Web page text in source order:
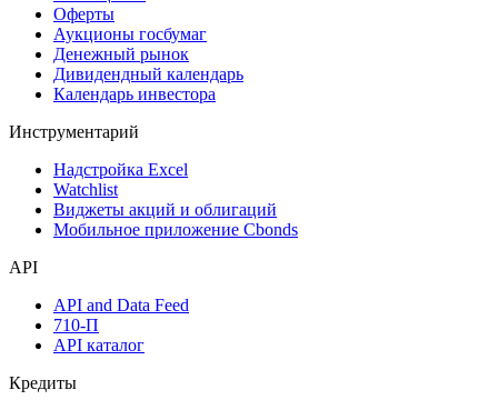
Оферты
Аукционы госбумаг
Денежный рынок
Дивидендный календарь
Календарь инвестора
Инструментарий
Надстройка Excel
Watchlist
Виджеты акций и облигаций
Мобильное приложение Cbonds
API
API and Data Feed
710-П
API каталог
Кредиты